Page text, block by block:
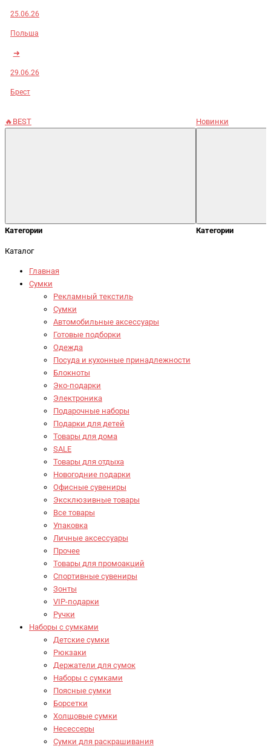
25.06.26
Польша
➜
29.06.26
Брест
🔥BEST
Категории
Новинки
Категории
Каталог
Главная
Сумки
Рекламный текстиль
Сумки
Автомобильные аксессуары
Готовые подборки
Одежда
Посуда и кухонные принадлежности
Блокноты
Эко-подарки
Электроника
Подарочные наборы
Подарки для детей
Товары для дома
SALE
Товары для отдыха
Новогодние подарки
Офисные сувениры
Эксклюзивные товары
Все товары
Упаковка
Личные аксессуары
Прочее
Товары для промоакций
Спортивные сувениры
Зонты
VIP-подарки
Ручки
Наборы с сумками
Детские сумки
Рюкзаки
Держатели для сумок
Наборы с сумками
Поясные сумки
Борсетки
Холщовые сумки
Несессеры
Сумки для раскрашивания